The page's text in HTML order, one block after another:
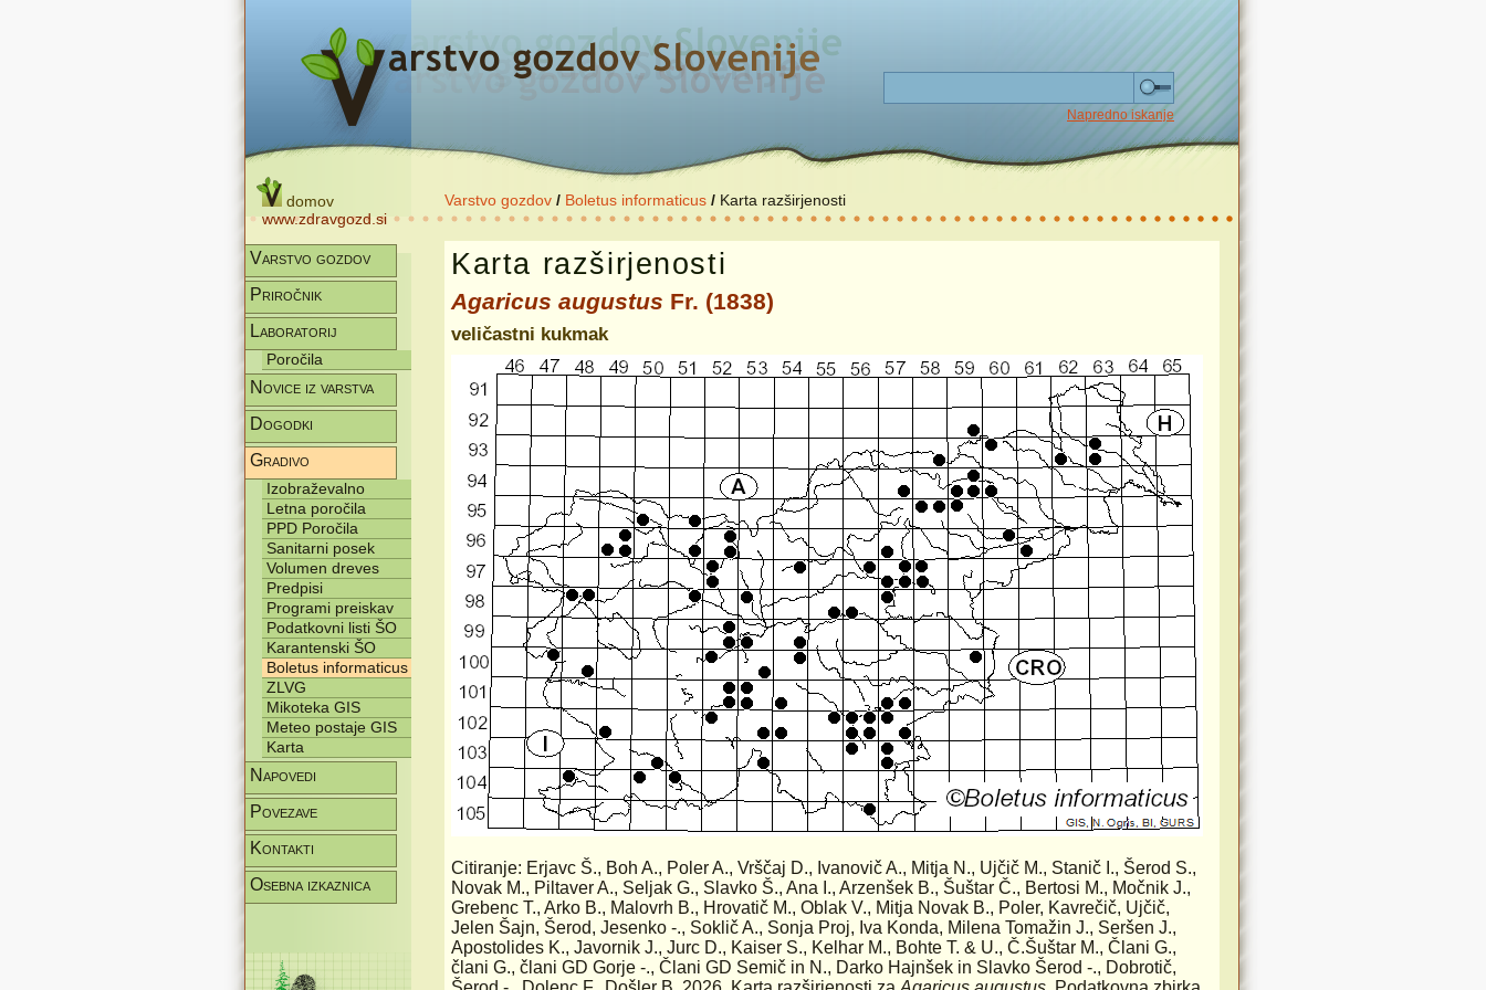
Napredno iskanje
domov
www.zdravgozd.si
Varstvo gozdov / Boletus informaticus / Karta razširjenosti
Varstvo gozdov
Priročnik
Laboratorij
Poročila
Novice iz varstva
Dogodki
Gradivo
Izobraževalno
Letna poročila
PPD Poročila
Sanitarni posek
Volumen dreves
Predpisi
Programi preiskav
Podatkovni listi ŠO
Karantenski ŠO
Boletus informaticus
ZLVG
Mikoteka GIS
Meteo postaje GIS
Karta
Napovedi
Povezave
Kontakti
Osebna izkaznica
Karta razširjenosti
Agaricus augustus Fr. (1838)
veličastni kukmak
Citiranje: Erjavc Š., Boh A., Poler A., Vrščaj D., Ivanovič A., Mitja N., Ujčič M., Stanič I., Šerod S.,
Novak M., Piltaver A., Seljak G., Slavko Š., Ana I., Arzenšek B., Šuštar Č., Bertosi M., Močnik J.,
Grebenc T., Arko B., Malovrh B., Hrovatič M., Oblak V., Mitja Novak B., Poler, Kavrečič, Ujčič,
Jelen Šajn, Šerod, Jesenko -., Soklič A., Sonja Proj, Iva Konda, Milena Tomažin J., Seršen J.,
Apostolides K., Javornik J., Jurc D., Kaiser S., Kelhar M., Bohte T. & U., Č.Šuštar M., Člani G.,
člani G., člani GD Gorje -., Člani GD Semič in N., Darko Hajnšek in Slavko Šerod -., Dobrotič,